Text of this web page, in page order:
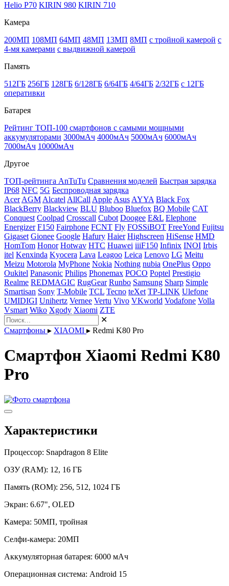
Helio P70 KIRIN 980 KIRIN 710
Камера
200МП 108МП 64МП 48МП 13МП 8МП с тройной камерой с
4-мя камерами с выдвижной камерой
Память
512ГБ 256ГБ 128ГБ 6/128ГБ 6/64ГБ 4/64ГБ 2/32ГБ с 12ГБ
оперативки
Батарея
Рейтинг ТОП-100 смартфонов с самыми мощными
аккумуляторами 3000мАч 4000мАч 5000мАч 6000мАч
7000мАч 10000мАч
Другое
ТОП-рейтинга AnTuTu Сравнения моделей Быстрая зарядка
IP68 NFC 5G Беспроводная зарядка
Acer AGM Alcatel AllCall Apple Asus AYYA Black Fox
BlackBerry Blackview BLU Bluboo Bluefox BQ Mobile CAT
Conquest Coolpad Crosscall Cubot Doogee E&L Elephone
Energizer F150 Fairphone FCNT Fly FOSSiBOT FreeYond Fujitsu
Gigaset Gionee Google Hafury Haier Highscreen HiSense HMD
HomTom Honor Hotwav HTC Huawei iiiF150 Infinix INOI Irbis
itel Kenxinda Kyocera Lava Leagoo Leica Lenovo LG Meitu
Meizu Motorola MyPhone Nokia Nothing nubia OnePlus Oppo
Oukitel Panasonic Philips Phonemax POCO Poptel Prestigio
Realme REDMAGIC RugGear Runbo Samsung Sharp Simple
Smartisan Sony T-Mobile TCL Tecno teXet TP-LINK Ulefone
UMIDIGI Unihertz Vernee Vertu Vivo VKworld Vodafone Volla
Vsmart Wiko Xgody Xiaomi ZTE
✕
Смартфоны ▸ XIAOMI ▸ Redmi K80 Pro
Смартфон Xiaomi Redmi K80
Pro
Характеристики
Процессор: Snapdragon 8 Elite
ОЗУ (RAM): 12, 16 ГБ
Память (ROM): 256, 512, 1024 ГБ
Экран: 6.67", OLED
Камера: 50МП, тройная
Селфи-камера: 20МП
Аккумуляторная батарея: 6000 мАч
Операционная система: Android 15